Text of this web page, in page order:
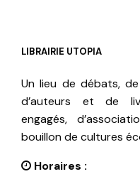
LIBRAIRIE UTOPIA
Un lieu de débats,
d’auteurs et de
engagés,
bouillon de cultures
Horaires :